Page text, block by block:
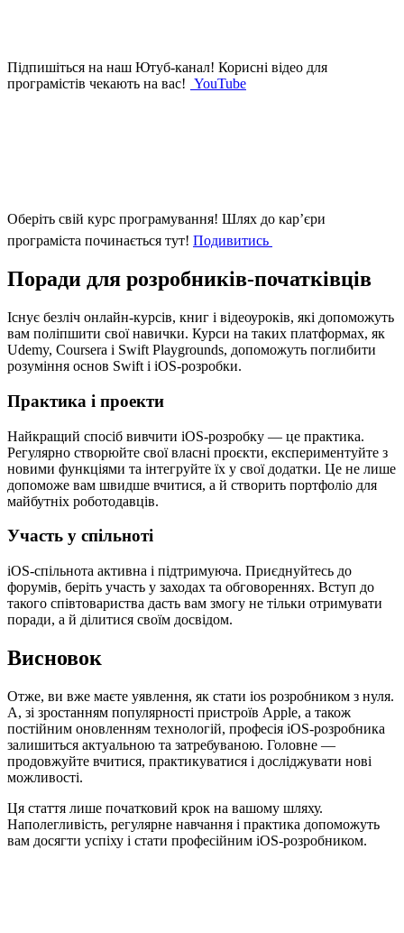
Підпишіться на наш Ютуб-канал! Корисні відео для
програмістів чекають на вас! YouTube
Оберіть свій курс програмування! Шлях до кар’єри
програміста починається тут! Подивитись
Поради для розробників-початківців
Існує безліч онлайн-курсів, книг і відеоуроків, які допоможуть
вам поліпшити свої навички. Курси на таких платформах, як
Udemy, Coursera і Swift Playgrounds, допоможуть поглибити
розуміння основ Swift і iOS-розробки.
Практика і проекти
Найкращий спосіб вивчити iOS-розробку — це практика.
Регулярно створюйте свої власні проєкти, експериментуйте з
новими функціями та інтегруйте їх у свої додатки. Це не лише
допоможе вам швидше вчитися, а й створить портфоліо для
майбутніх роботодавців.
Участь у спільноті
iOS-спільнота активна і підтримуюча. Приєднуйтесь до
форумів, беріть участь у заходах та обговореннях. Вступ до
такого співтовариства дасть вам змогу не тільки отримувати
поради, а й ділитися своїм досвідом.
Висновок
Отже, ви вже маєте уявлення, як стати ios розробником з нуля.
А, зі зростанням популярності пристроїв Apple, а також
постійним оновленням технологій, професія iOS-розробника
залишиться актуальною та затребуваною. Головне —
продовжуйте вчитися, практикуватися і досліджувати нові
можливості.
Ця стаття лише початковий крок на вашому шляху.
Наполегливість, регулярне навчання і практика допоможуть
вам досягти успіху і стати професійним iOS-розробником.